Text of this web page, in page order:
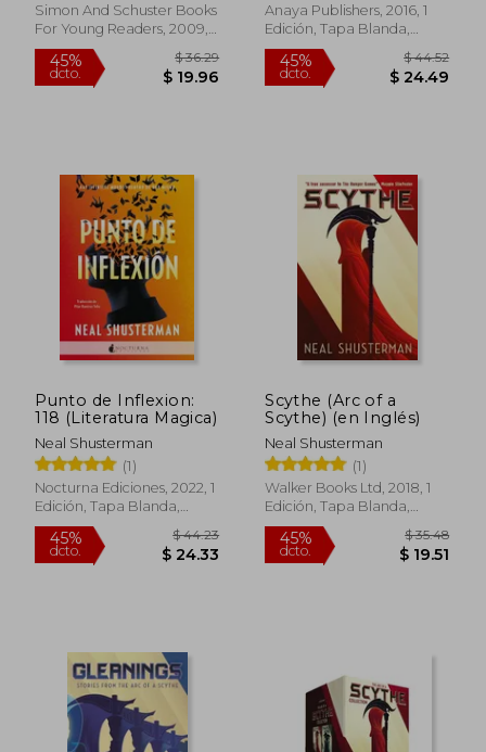
Simon And Schuster Books
For Young Readers, 2009,
Tapa Blanda, Nuevo
dcto. $ 19.96
Anaya Publishers, 2016, 1
Edición, Tapa Blanda,
Nuevo
$
Punto de Inflexion:
118 (Literatura Magica)
Neal Shusterman
(1)
Nocturna Ediciones, 2022, 1
Edición, Tapa Blanda,
Nuevo
Scythe (Arc of a
Scythe) (en Inglés)
Neal Shusterman
(1)
Walker Books Ltd, 2018, 1
Edición, Tapa Blanda,
Nuevo